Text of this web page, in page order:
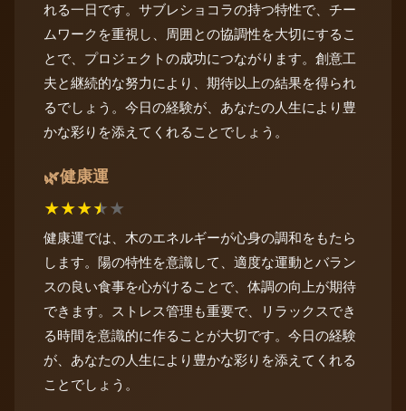
れる一日です。サブレショコラの持つ特性で、チー
ムワークを重視し、周囲との協調性を大切にするこ
とで、プロジェクトの成功につながります。創意工
夫と継続的な努力により、期待以上の結果を得られ
るでしょう。今日の経験が、あなたの人生により豊
かな彩りを添えてくれることでしょう。
🌿健康運
★★★★★
健康運では、木のエネルギーが心身の調和をもたら
します。陽の特性を意識して、適度な運動とバラン
スの良い食事を心がけることで、体調の向上が期待
できます。ストレス管理も重要で、リラックスでき
る時間を意識的に作ることが大切です。今日の経験
が、あなたの人生により豊かな彩りを添えてくれる
ことでしょう。